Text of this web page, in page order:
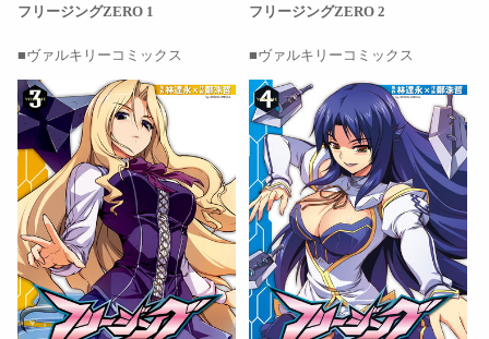
フリージングZERO 1 フリージングZERO 2
ヴァルキリーコミックス ヴァルキリーコミックス